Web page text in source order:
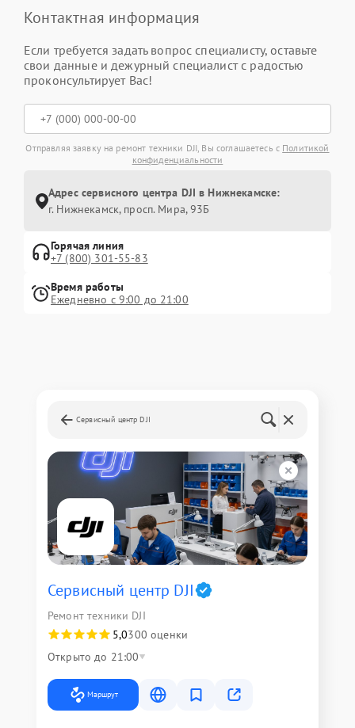
Контактная информация
Если требуется задать вопрос специалисту, оставьте
свои данные и дежурный специалист с радостью
проконсультирует Вас!
Отправляя заявку на ремонт техники DJI, Вы соглашаетесь с Политикой
конфиденциальности
Адрес сервисного центра DJI в Нижнекамске:
г. Нижнекамск, просп. Мира, 93Б
Горячая линия
+7 (800) 301-55-83
Время работы
Ежедневно с 9:00 до 21:00
Сервисный центр DJI
Сервисный центр DJI
Ремонт техники DJI
5,0300 оценки
Открыто до 21:00
Маршрут